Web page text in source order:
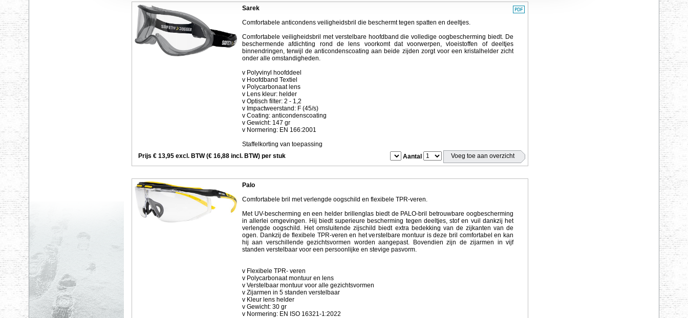
Sarek
Comfortabele anticondens veiligheidsbril die beschermt tegen spatten en deeltjes.
Comfortabele veiligheidsbril met verstelbare hoofdband die volledige oogbescherming biedt. De
beschermende afdichting rond de lens voorkomt dat voorwerpen, vloeistoffen of deeltjes
binnendringen, terwijl de anticondenscoating aan beide zijden zorgt voor een kristalhelder zicht
onder alle omstandigheden.
v Polyvinyl hoofddeel
v Hoofdband Textiel
v Polycarbonaat lens
v Lens kleur: helder
v Optisch filter: 2 - 1,2
v Impactweerstand: F (45/s)
v Coating: anticondenscoating
v Gewicht: 147 gr
v Normering: EN 166:2001
Staffelkorting van toepassing
Prijs € 13,95 excl. BTW (€ 16,88 incl. BTW) per stuk
Aantal
Palo
Comfortabele bril met verlengde oogschild en flexibele TPR-veren.
Met UV-bescherming en een helder brillenglas biedt de PALO-bril betrouwbare oogbescherming
in allerlei omgevingen. Hij biedt superieure bescherming tegen deeltjes, stof en vuil dankzij het
verlengde oogschild. Het omsluitende zijschild biedt extra bedekking van de zijkanten van de
ogen. Dankzij de flexibele TPR-veren en het verstelbare montuur is deze bril comfortabel en kan
hij aan verschillende gezichtsvormen worden aangepast. Bovendien zijn de zijarmen in vijf
standen verstelbaar voor een persoonlijke en stevige pasvorm.
v Flexibele TPR- veren
v Polycarbonaat montuur en lens
v Verstelbaar montuur voor alle gezichtsvormen
v Zijarmen in 5 standen verstelbaar
v Kleur lens helder
v Gewicht: 30 gr
v Normering: EN ISO 16321-1:2022